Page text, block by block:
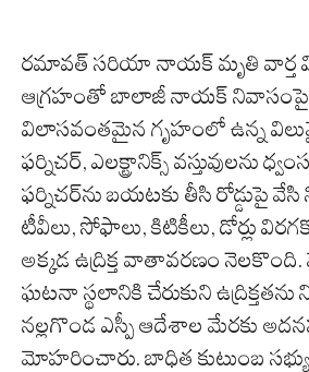
రమావత్ సరియా నాయక్ మృతి వార్త
ఆగ్రహంతో బాలాజీ నాయక్ నివాసంపై
విలాసవంతమైన గృహంలో ఉన్న విలువైన
ఫర్నిచర్, ఎలక్ట్రానిక్స్ వస్తువులను
ఫర్నిచర్‌ను బయటకు తీసి రోడ్డుపై వేసి
టీవీలు, సోఫాలు, కిటికీలు, డోర్లు
అక్కడ ఉద్రిక్త వాతావరణం నెలకొంది.
ఘటనా స్థలానికి చేరుకుని
నల్లగొండ ఎస్పీ ఆదేశాల మేరకు
మోహరించారు. బాధిత కుటుంబ